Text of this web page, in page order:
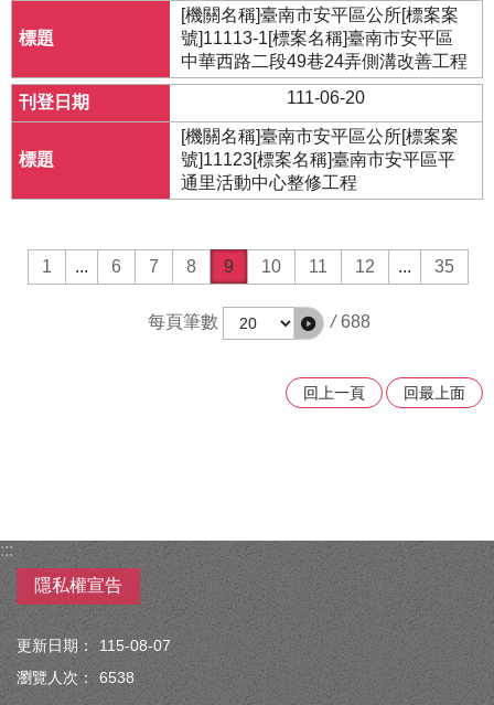
[機關名稱]臺南市安平區公所[標案案
號]11113-1[標案名稱]臺南市安平區
中華西路二段49巷24弄側溝改善工程
111-06-20
[機關名稱]臺南市安平區公所[標案案
號]11123[標案名稱]臺南市安平區平
通里活動中心整修工程
1 ... 6 7 8 9 10 11 12 ... 35
每頁筆數 / 688
回上一頁 回最上面
:::
隱私權宣告
更新日期：
115-08-07
瀏覽人次：
6538